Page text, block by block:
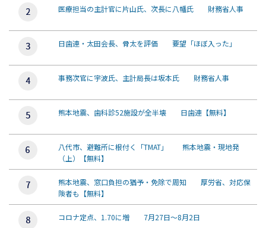
医療担当の主計官に片山氏、次長に八幡氏 財務省人事
日歯連・太田会長、骨太を評価 要望「ほぼ入った」
事務次官に宇波氏、主計局長は坂本氏 財務省人事
熊本地震、歯科診52施設が全半壊 日歯連【無料】
八代市、避難所に根付く「TMAT」 熊本地震・現地発
（上）【無料】
熊本地震、窓口負担の猶予・免除で周知 厚労省、対応保
険者も【無料】
コロナ定点、1.70に増 7月27日～8月2日